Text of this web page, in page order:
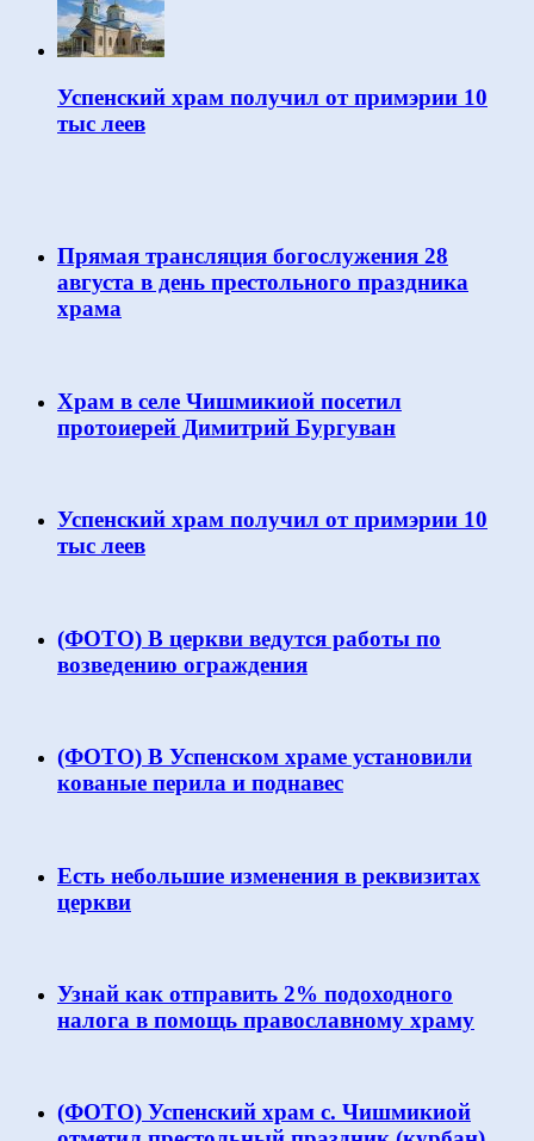
Успенский храм получил от примэрии 10
тыс леев
Прямая трансляция богослужения 28
августа в день престольного праздника
храма
Храм в селе Чишмикиой посетил
протоиерей Димитрий Бургуван
Успенский храм получил от примэрии 10
тыс леев
(ФОТО) В церкви ведутся работы по
возведению ограждения
(ФОТО) В Успенском храме установили
кованые перила и поднавес
Есть небольшие изменения в реквизитах
церкви
Узнай как отправить 2% подоходного
налога в помощь православному храму
(ФОТО) Успенский храм с. Чишмикиой